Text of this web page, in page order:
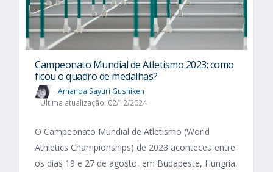
Campeonato Mundial de Atletismo 2023: como
ficou o quadro de medalhas?
Amanda Sayuri Gushiken
Última atualização: 02/12/2024
O Campeonato Mundial de Atletismo (World
Athletics Championships) de 2023 aconteceu entre
os dias 19 e 27 de agosto, em Budapeste, Hungria.